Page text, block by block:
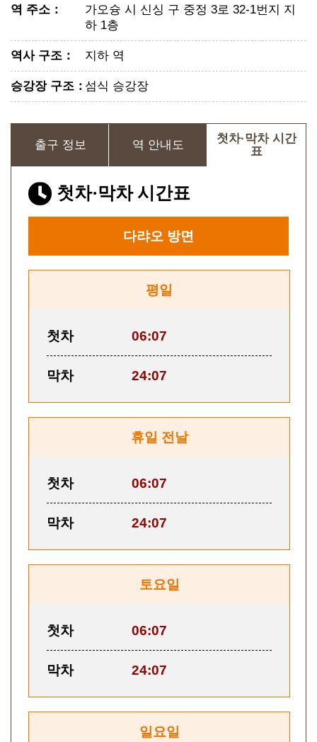
역 주소 ：
가오슝 시 신싱 구 중정 3로 32-1번지 지
하 1층
역사 구조 ： 지하 역
승강장 구조 ：섬식 승강장
출구 정보 역 안내도
첫차·막차 시간
표
첫차·막차 시간표
다랴오 방면
평일
첫차 06:07
막차 24:07
휴일 전날
첫차 06:07
막차 24:07
토요일
첫차 06:07
막차 24:07
일요일